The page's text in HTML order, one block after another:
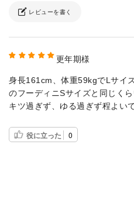
レビューを書く
更年期様
身長161cm、体重59kgでLサイ
のフーディニSサイズと同じくら
キツ過ぎず、ゆる過ぎず程よいで
役に立った 0